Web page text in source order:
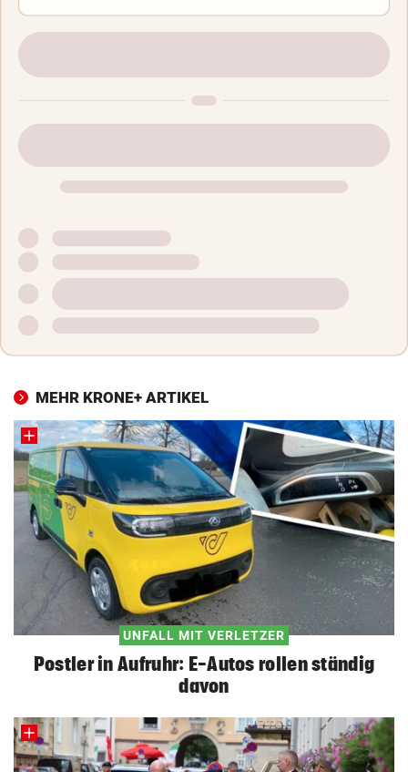
MEHR KRONE+ ARTIKEL
UNFALL MIT VERLETZER
Postler in Aufruhr: E-Autos rollen ständig
davon